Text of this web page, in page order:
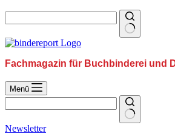
Fachmagazin für Buchbinderei und
Menü
Newsletter